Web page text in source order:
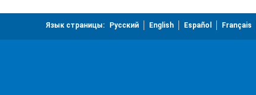
Язык страницы: Русский English Español Français